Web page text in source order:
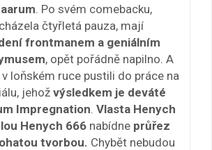
. Po svém comebacku,
čtyřletá pauza, mají
frontmanem a geniálním
, opět pořádně napilno. A
loňském ruce pustili do práce na
jehož výsledkem je deváté
Impregnation Vlasta Henych
Henych 666 nabídne průřez
tvorbou. Chybět nebudou